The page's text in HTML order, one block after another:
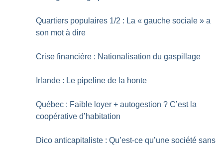
Quartiers populaires 1/2 : La « gauche sociale » a
son mot à dire
Crise financière : Nationalisation du gaspillage
Irlande : Le pipeline de la honte
Québec : Faible loyer + autogestion ? C’est la
coopérative d’habitation
Dico anticapitaliste : Qu’est-ce qu’une société sans